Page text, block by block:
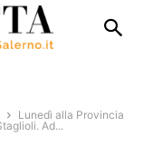
Lunedì alla Provincia
Ad...